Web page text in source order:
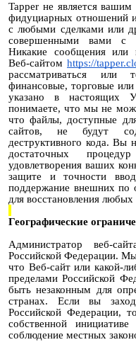
Tapper не является
фидуциарных отношений
с любыми сделками или
совершенными вами с
Никакие сообщения или
Веб-сайтом https://
рассматриваться или
финансовые, торговые
указано в настоящих
понимаете, что мы не
что файлы, доступные
сайтов, не будут
деструктивного кода. Вы
достаточных
удовлетворения ваших
защите и точности
поддержание внешних по
для восстановления
Географические
Администратор веб-
Российской Федерации.
что Веб-сайт или какой-
пределами Российской
быть незаконным для
странах. Если вы
Российской Федерации,
собственной
соблюдение местных